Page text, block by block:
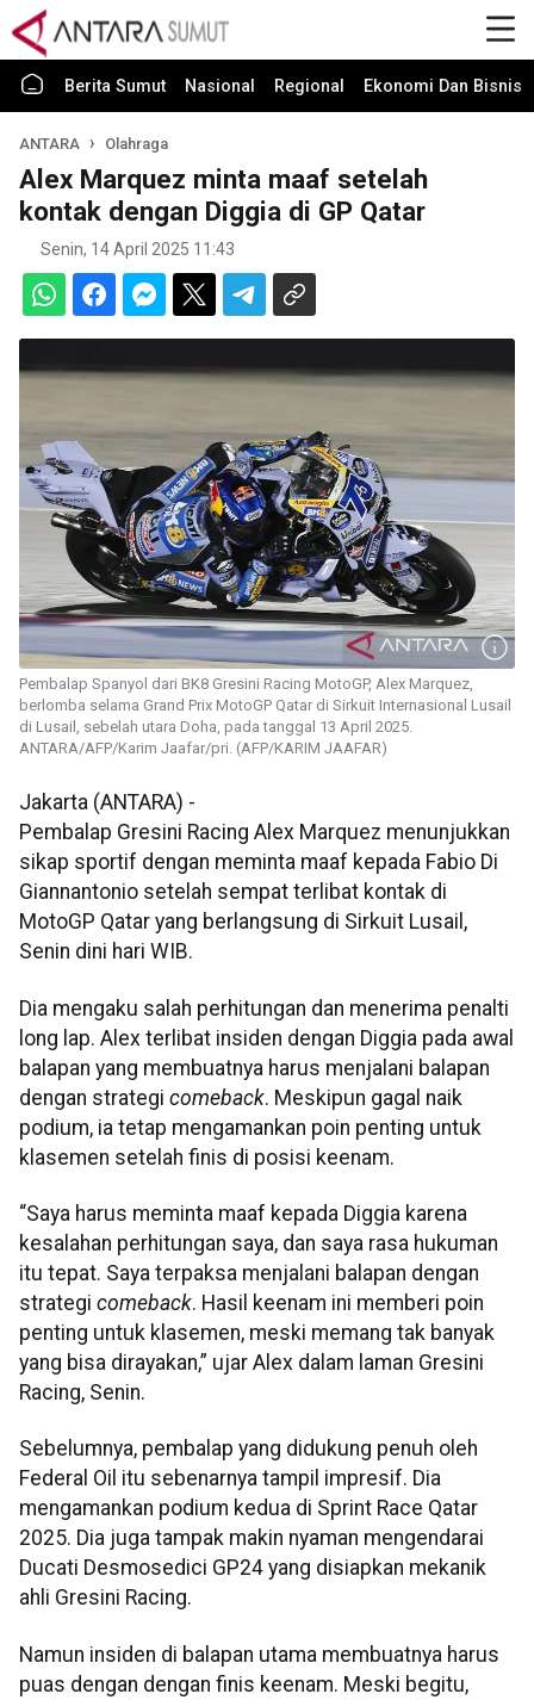
Berita Sumut Nasional Regional Ekonomi Dan Bisnis
ANTARA Olahraga
Alex Marquez minta maaf setelah
kontak dengan Diggia di GP Qatar
Senin, 14 April 2025 11:43
Pembalap Spanyol dari BK8 Gresini Racing MotoGP, Alex Marquez,
berlomba selama Grand Prix MotoGP Qatar di Sirkuit Internasional Lusail
di Lusail, sebelah utara Doha, pada tanggal 13 April 2025.
ANTARA/AFP/Karim Jaafar/pri. (AFP/KARIM JAAFAR)
Jakarta (ANTARA) -
Pembalap Gresini Racing Alex Marquez menunjukkan
sikap sportif dengan meminta maaf kepada Fabio Di
Giannantonio setelah sempat terlibat kontak di
MotoGP Qatar yang berlangsung di Sirkuit Lusail,
Senin dini hari WIB.
Dia mengaku salah perhitungan dan menerima penalti
long lap. Alex terlibat insiden dengan Diggia pada awal
balapan yang membuatnya harus menjalani balapan
dengan strategi comeback. Meskipun gagal naik
podium, ia tetap mengamankan poin penting untuk
klasemen setelah finis di posisi keenam.
“Saya harus meminta maaf kepada Diggia karena
kesalahan perhitungan saya, dan saya rasa hukuman
itu tepat. Saya terpaksa menjalani balapan dengan
strategi comeback. Hasil keenam ini memberi poin
penting untuk klasemen, meski memang tak banyak
yang bisa dirayakan,” ujar Alex dalam laman Gresini
Racing, Senin.
Sebelumnya, pembalap yang didukung penuh oleh
Federal Oil itu sebenarnya tampil impresif. Dia
mengamankan podium kedua di Sprint Race Qatar
2025. Dia juga tampak makin nyaman mengendarai
Ducati Desmosedici GP24 yang disiapkan mekanik
ahli Gresini Racing.
Namun insiden di balapan utama membuatnya harus
puas dengan dengan finis keenam. Meski begitu,